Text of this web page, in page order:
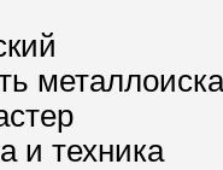
и техника